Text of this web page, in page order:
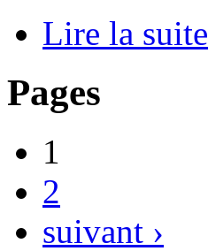
Lire la suite
Pages
1
2
suivant ›